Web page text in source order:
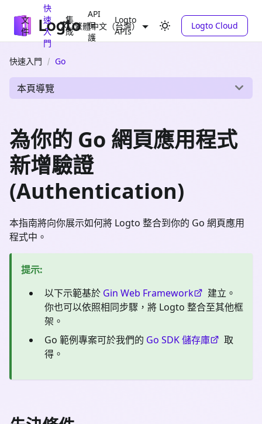
文
件
快
速
入
門
集
成
API
保
護
Logto
APIs
繁體中文（台灣） Logto Cloud
快速入門 Go
本頁導覽
為你的 Go 網頁應用程式
新增驗證
(Authentication)
本指南將向你展示如何將 Logto 整合到你的 Go 網頁應用
程式中。
提示:
以下示範基於 Gin Web Framework
建立。
你也可以依照相同步驟，將 Logto 整合至其他框
架。
Go 範例專案可於我們的 Go SDK 儲存庫
取
得。